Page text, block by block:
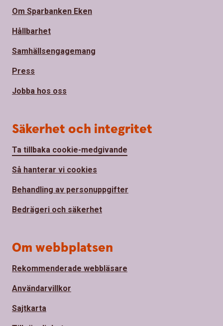
Om Sparbanken Eken
Hållbarhet
Samhällsengagemang
Press
Jobba hos oss
Säkerhet och integritet
Ta tillbaka cookie-medgivande
Så hanterar vi cookies
Behandling av personuppgifter
Bedrägeri och säkerhet
Om webbplatsen
Rekommenderade webbläsare
Användarvillkor
Sajtkarta